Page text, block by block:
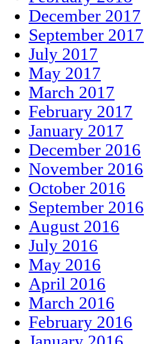
December 2017
September 2017
July 2017
May 2017
March 2017
February 2017
January 2017
December 2016
November 2016
October 2016
September 2016
August 2016
July 2016
May 2016
April 2016
March 2016
February 2016